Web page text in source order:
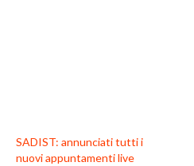
SADIST: annunciati tutti i
nuovi appuntamenti live